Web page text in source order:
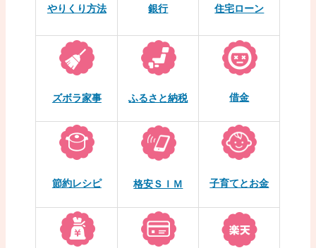
やりくり方法 銀行 住宅ローン
ズボラ家事 ふるさと納税 借金
節約レシピ 格安ＳＩＭ 子育てとお金